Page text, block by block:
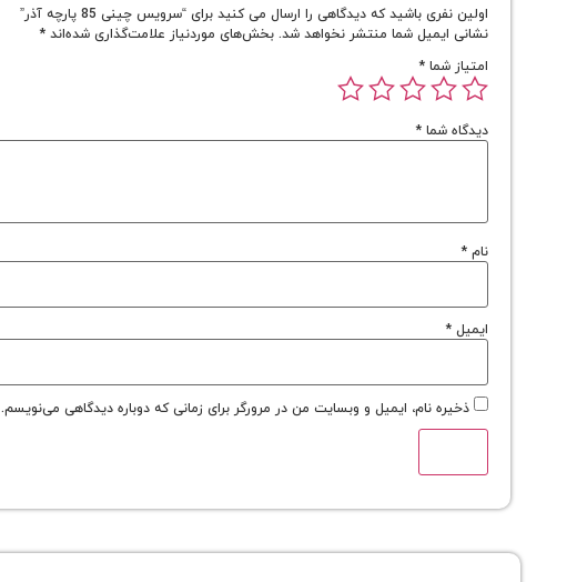
اولین نفری باشید که دیدگاهی را ارسال می کنید برای “سرویس چینی 85 پارچه آذر”
نشانی ایمیل شما منتشر نخواهد شد. بخش‌های موردنیاز علامت‌گذاری شده‌اند *
امتیاز شما *
دیدگاه شما *
نام *
ایمیل *
ذخیره نام، ایمیل و وبسایت من در مرورگر برای زمانی که دوباره دیدگاهی می‌نویسم.